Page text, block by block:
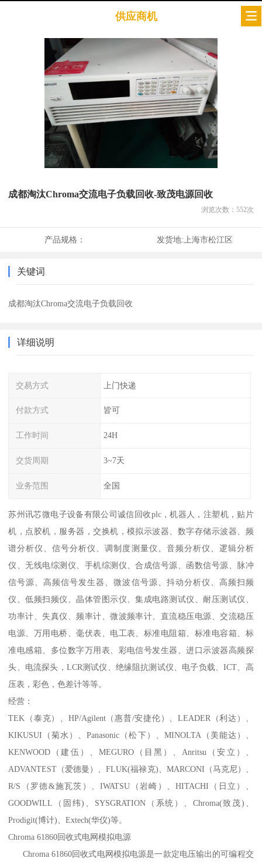
供应商机
成都淘汰Chroma交流电子负载回收-致茂电源回收
浏览次数： 552次
产品规格： 发货地:上海市松江区
关键词
成都淘汰Chroma交流电子负载回收
详细说明
交易方式 上门快递
付款方式 皆可
工作时间 24H
交货周期 3~7天
业务范围 全国
苏州讯芯微电子设备有限公司诚信回收plc，机器人，注塑机，贴片
机，点胶机，服务器，交换机，模拟示波器、数字存储示波器、频
谱分析仪、信号分析仪、调制度测量仪、音频分析仪、逻辑分析
仪、无线电综测仪、手机综测仪、合成信号源、函数信号源、脉冲
信号源、高频信号发生器、微波信号源、抖动分析仪、高频扫频
仪、低频扫频仪、晶体管图示仪、集成电路测试仪、耐压测试仪、
功率计、失真仪、频率计、微波频率计、直流稳压电源、交流稳压
电源、万用电桥、毫伏表、电工表、标准电阻箱、标准电容箱、标
准电感箱、多位数字万用表、彩电信号发生器、进口示波器高频探
头、电流探头，LCR测试仪、绝缘阻抗测试仪、电子负载、ICT、高
压表，彩色，色差计等等。
经营：
TEK（泰克）、HP/Agilent（惠普/安捷伦）、LEADER（利达）、
KIKUSUI（菊水）、Panasonic（松下）、MINOLTA（美能达）、
KENWOOD（建伍）、MEGURO（目黑）、Anritsu（安立）、
ADVANTEST（爱德曼）、FLUK(福禄克)、MARCONI（马克尼）、
R/S（罗德&施瓦茨）、IWATSU（岩崎）、HITACHI（日立）、
GOODWILL（固纬)、SYSGRATION（系统）、Chroma(致茂)、
Prodigit(博计)、Extech(华仪)等。
Chroma 61860回收式电网模拟电源
Chroma 61860回收式电网模拟电源是一款定电压输出的可编程交